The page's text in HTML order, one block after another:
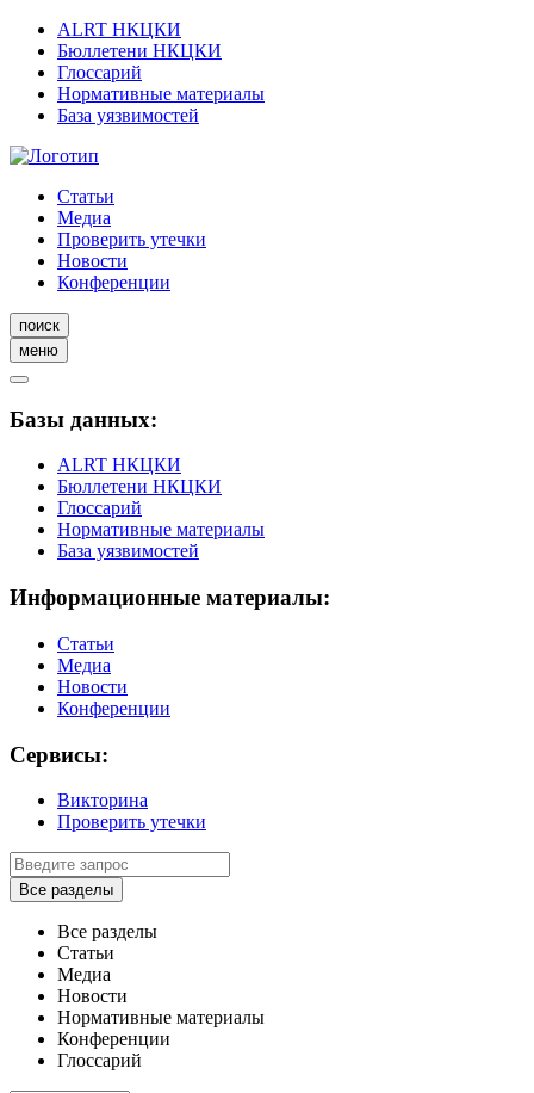
ALRT НКЦКИ
Бюллетени НКЦКИ
Глоссарий
Нормативные материалы
База уязвимостей
Статьи
Медиа
Проверить утечки
Новости
Конференции
поиск
меню
Базы данных:
ALRT НКЦКИ
Бюллетени НКЦКИ
Глоссарий
Нормативные материалы
База уязвимостей
Информационные материалы:
Статьи
Медиа
Новости
Конференции
Сервисы:
Викторина
Проверить утечки
Все разделы
Все разделы
Статьи
Медиа
Новости
Нормативные материалы
Конференции
Глоссарий